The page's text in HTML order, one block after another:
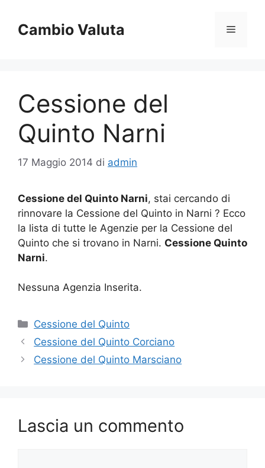
contenuto
Cambio Valuta Menu
Cessione del
Quinto Narni
17 Maggio 2014 di admin
Cessione del Quinto Narni, stai cercando di
rinnovare la Cessione del Quinto in Narni ? Ecco
la lista di tutte le Agenzie per la Cessione del
Quinto che si trovano in Narni. Cessione Quinto
Narni.
Nessuna Agenzia Inserita.
Categorie
Cessione del Quinto
Cessione del Quinto Corciano
Cessione del Quinto Marsciano
Lascia un commento